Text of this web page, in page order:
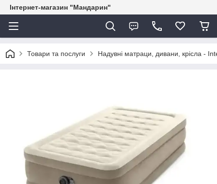
Інтернет-магазин "Мандарин"
Товари та послуги Надувні матраци, дивани, крісла -